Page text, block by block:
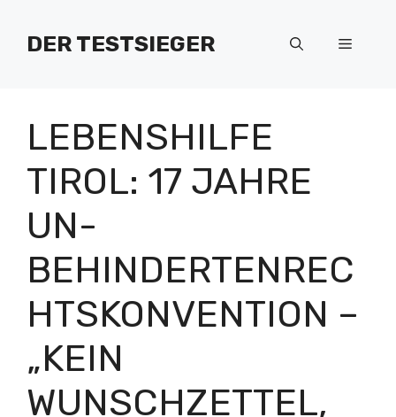
Inhalt
springenDER TESTSIEGER Menü
LEBENSHILFE
TIROL: 17 JAHRE
UN-
BEHINDERTENREC
HTSKONVENTION –
„KEIN
WUNSCHZETTEL,